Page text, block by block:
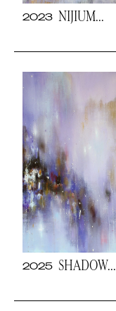
2023 NIJIUM...
2025 SHADOW...